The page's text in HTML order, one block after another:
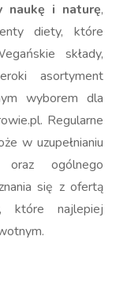
naukę i naturę,
diety, które
składy,
asortyment
wyborem dla
Regularne
w uzupełnianiu
oraz ogólnego
się z ofertą
które najlepiej